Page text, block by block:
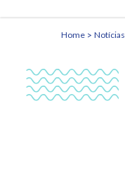
Home Notícias